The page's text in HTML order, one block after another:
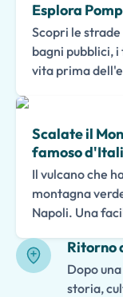
Esplora
Scopri le
bagni pubblici,
vita prima
Scalate il
famoso
Il vulcano che
montagna
Napoli. Una
Ritorno
Dopo
storia,